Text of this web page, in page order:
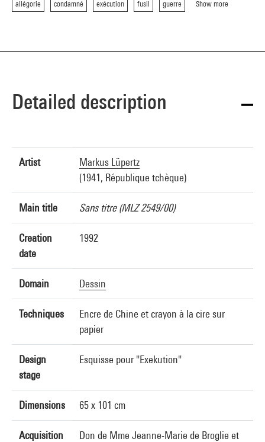
allégorie condamné exécution fusil guerre Show more
Detailed description
Artist
Markus Lüpertz
(1941, République tchèque)
Main title Sans titre (MLZ 2549/00)
Creation
date
1992
Domain Dessin
Techniques
Encre de Chine et crayon à la cire sur
papier
Design
stage
Esquisse pour "Exekution"
Dimensions 65 x 101 cm
Acquisition
Don de Mme Jeanne-Marie de Broglie et